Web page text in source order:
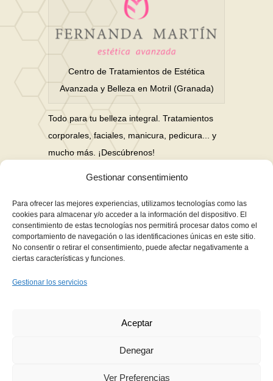
Gestionar consentimiento
Para ofrecer las mejores experiencias, utilizamos tecnologías como las
cookies para almacenar y/o acceder a la información del dispositivo. El
consentimiento de estas tecnologías nos permitirá procesar datos como el
comportamiento de navegación o las identificaciones únicas en este sitio.
No consentir o retirar el consentimiento, puede afectar negativamente a
ciertas características y funciones.
Gestionar los servicios
Aceptar
Denegar
Ver Preferencias
Centro de Tratamientos de Estética
Avanzada y Belleza en Motril (Granada)
Todo para tu belleza integral. Tratamientos
corporales, faciales, manicura, pedicura... y
mucho más. ¡Descúbrenos!
Nuestras Redes Sociales
Financiación en hasta 3 años sin intereses
Aviso Legal
Política de Cookies